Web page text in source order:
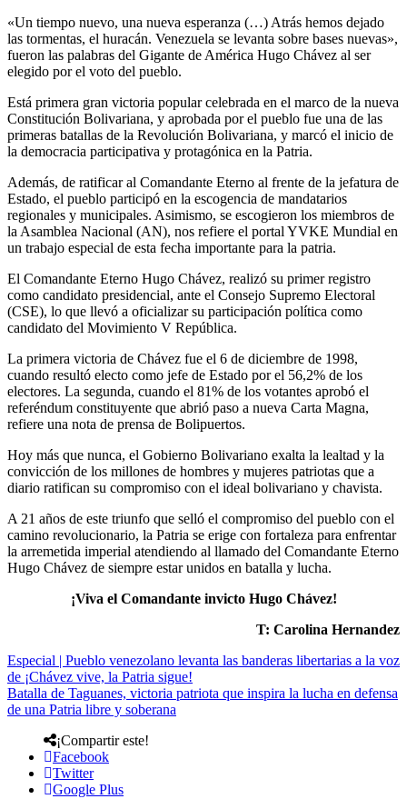
«Un tiempo nuevo, una nueva esperanza (…) Atrás hemos dejado
las tormentas, el huracán. Venezuela se levanta sobre bases nuevas»,
fueron las palabras del Gigante de América Hugo Chávez al ser
elegido por el voto del pueblo.
Está primera gran victoria popular celebrada en el marco de la nueva
Constitución Bolivariana, y aprobada por el pueblo fue una de las
primeras batallas de la Revolución Bolivariana, y marcó el inicio de
la democracia participativa y protagónica en la Patria.
Además, de ratificar al Comandante Eterno al frente de la jefatura de
Estado, el pueblo participó en la escogencia de mandatarios
regionales y municipales. Asimismo, se escogieron los miembros de
la Asamblea Nacional (AN), nos refiere el portal YVKE Mundial en
un trabajo especial de esta fecha importante para la patria.
El Comandante Eterno Hugo Chávez, realizó su primer registro
como candidato presidencial, ante el Consejo Supremo Electoral
(CSE), lo que llevó a oficializar su participación política como
candidato del Movimiento V República.
La primera victoria de Chávez fue el 6 de diciembre de 1998,
cuando resultó electo como jefe de Estado por el 56,2% de los
electores. La segunda, cuando el 81% de los votantes aprobó el
referéndum constituyente que abrió paso a nueva Carta Magna,
refiere una nota de prensa de Bolipuertos.
Hoy más que nunca, el Gobierno Bolivariano exalta la lealtad y la
convicción de los millones de hombres y mujeres patriotas que a
diario ratifican su compromiso con el ideal bolivariano y chavista.
A 21 años de este triunfo que selló el compromiso del pueblo con el
camino revolucionario, la Patria se erige con fortaleza para enfrentar
la arremetida imperial atendiendo al llamado del Comandante Eterno
Hugo Chávez de siempre estar unidos en batalla y lucha.
¡Viva el Comandante invicto Hugo Chávez!
T: Carolina Hernandez
Especial | Pueblo venezolano levanta las banderas libertarias a la voz
de ¡Chávez vive, la Patria sigue!
Batalla de Taguanes, victoria patriota que inspira la lucha en defensa
de una Patria libre y soberana
¡Compartir este!
Facebook
Twitter
Google Plus